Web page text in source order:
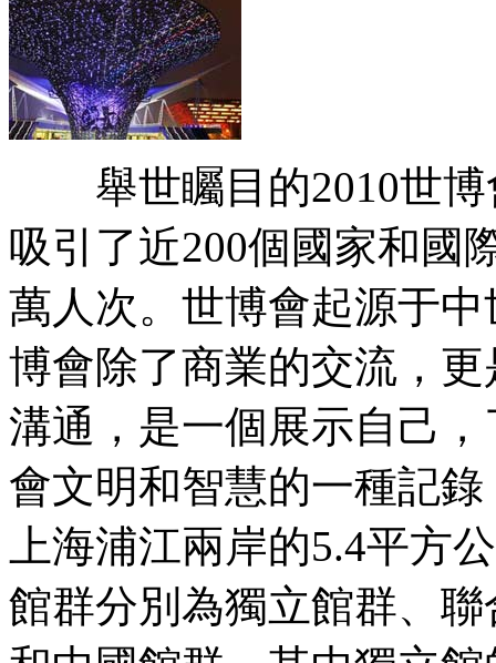
舉世矚目的2010世博
吸引了近200個國家和國
萬人次。世博會起源于
博會除了商業的交流，
溝通，是一個展示自己
會文明和智慧的一種記
上海浦江兩岸的5.4平方
館群分別為獨立館群、